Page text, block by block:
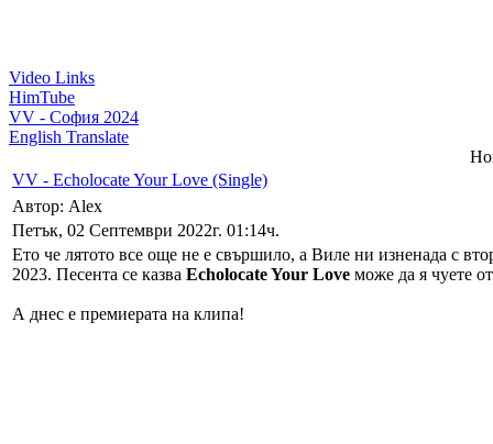
Video Links
HimTube
VV - София 2024
English Translate
VV - Echolocate Your Love (Single)
Автор: Alex
Петък, 02 Септември 2022г. 01:14ч.
Ето че лятото все още не е свършило, а Виле ни изненада с
2023. Песента се казва Echolocate Your Love може да я чуете
А днес е премиерата на клипа!